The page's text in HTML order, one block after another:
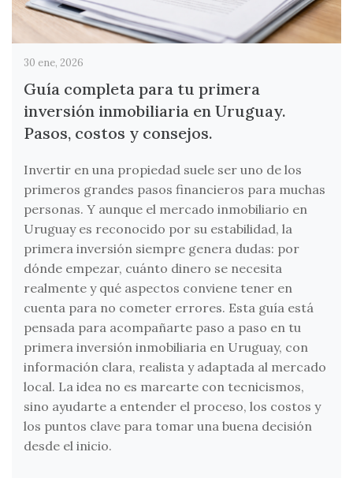
30 ene, 2026
Guía completa para tu primera
inversión inmobiliaria en Uruguay.
Pasos, costos y consejos.
Invertir en una propiedad suele ser uno de los
primeros grandes pasos financieros para muchas
personas. Y aunque el mercado inmobiliario en
Uruguay es reconocido por su estabilidad, la
primera inversión siempre genera dudas: por
dónde empezar, cuánto dinero se necesita
realmente y qué aspectos conviene tener en
cuenta para no cometer errores. Esta guía está
pensada para acompañarte paso a paso en tu
primera inversión inmobiliaria en Uruguay, con
información clara, realista y adaptada al mercado
local. La idea no es marearte con tecnicismos,
sino ayudarte a entender el proceso, los costos y
los puntos clave para tomar una buena decisión
desde el inicio.